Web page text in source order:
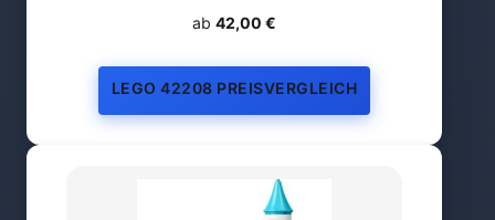
ab 42,00 €
LEGO 42208 PREISVERGLEICH